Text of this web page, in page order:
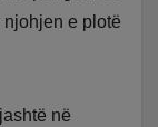
njohjen e plotë
në